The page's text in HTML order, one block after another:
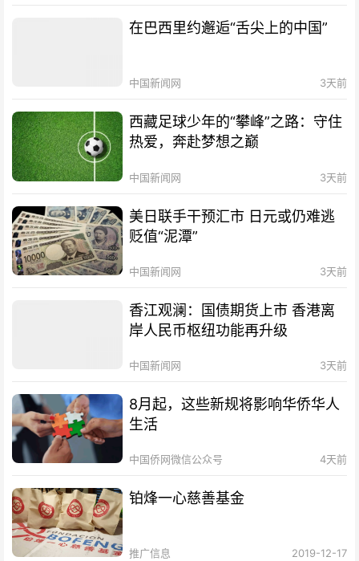
在巴西里约邂逅“舌尖上的中国”
中国新闻网 3天前
西藏足球少年的“攀峰”之路：守住
热爱，奔赴梦想之巅
中国新闻网 3天前
美日联手干预汇市 日元或仍难逃
贬值“泥潭”
中国新闻网 3天前
香江观澜：国债期货上市 香港离
岸人民币枢纽功能再升级
中国新闻网 3天前
8月起，这些新规将影响华侨华人
生活
中国侨网微信公众号 4天前
铂烽一心慈善基金
推广信息 2019-12-17